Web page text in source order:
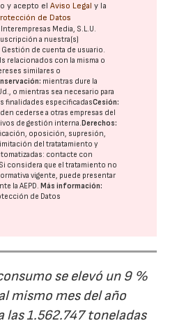
y acepto elAviso Legal y la
de Datos
Interempresas Media, S.L.U.
a nuestra(s)
de cuenta de usuario.
relacionados con la misma o
similares o
mientras dure la
o mientras sea necesario para
finalidades especificadasCesión:
cederse a otras empresas del
de gestión interna. Derechos:
oposición, supresión,
del tratatamiento y
contacte con
considera que el tratamiento no
vigente, puede presentar
laAEPD. Más información:
de Datos
se elevó un 9 %
mismo mes del año
las 1.562.747 toneladas